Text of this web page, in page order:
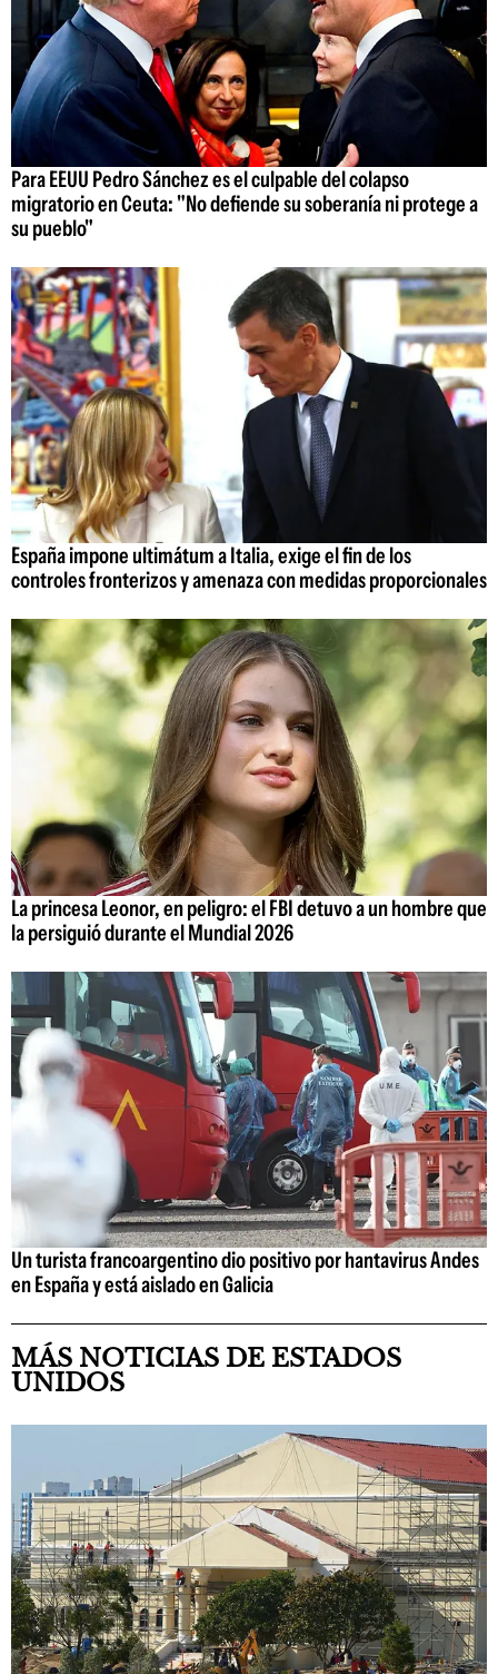
Para EEUU Pedro Sánchez es el culpable del colapso
migratorio en Ceuta: "No defiende su soberanía ni protege a
su pueblo"
España impone ultimátum a Italia, exige el fin de los
controles fronterizos y amenaza con medidas proporcionales
La princesa Leonor, en peligro: el FBI detuvo a un hombre que
la persiguió durante el Mundial 2026
Un turista francoargentino dio positivo por hantavirus Andes
en España y está aislado en Galicia
MÁS NOTICIAS DE ESTADOS
UNIDOS